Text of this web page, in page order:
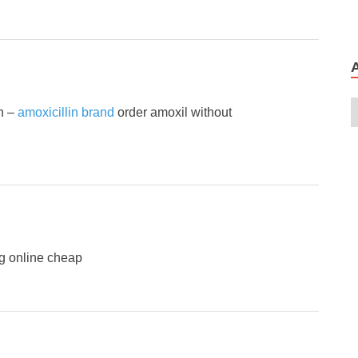
– amoxicillin brand order amoxil without
online cheap